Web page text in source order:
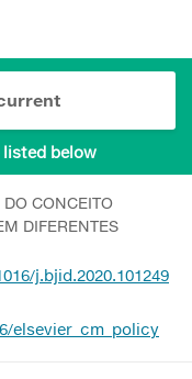
below
CONCEITO
DIFERENTES
j.bjid.2020.101249
elsevier_cm_policy